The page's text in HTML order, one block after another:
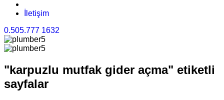
İletişim
0.505.777 1632
"karpuzlu mutfak gider açma" etiketli
sayfalar